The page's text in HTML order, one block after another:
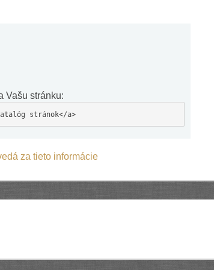
Vašu stránku:
stránok</a>
za tieto informácie